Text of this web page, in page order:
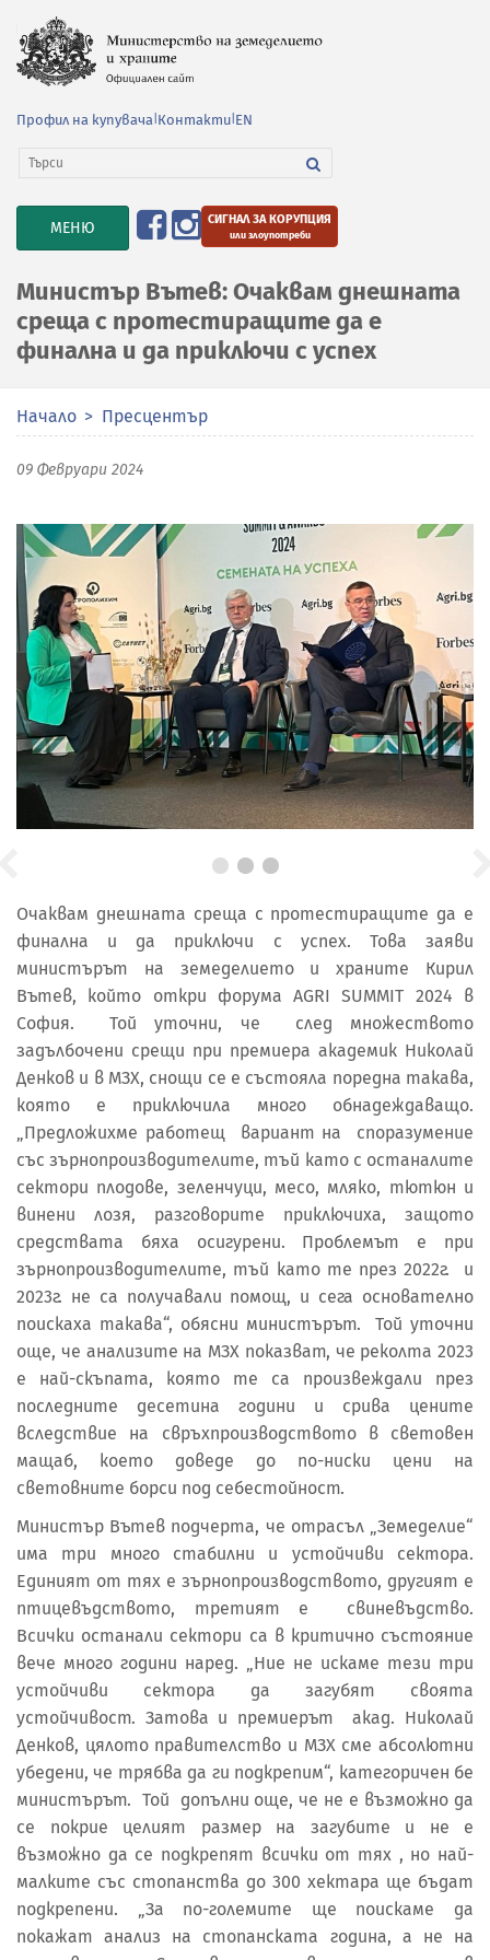
Профил на купувача Контакти EN
TOGGLE
NAVIGATION
МЕНЮ СИГНАЛ ЗА КОРУПЦИЯ
или злоупотреби
Министър Вътев: Очаквам днешната
среща с протестиращите да е
финална и да приключи с успех
Начало Пресцентър
09 Февруари 2024
Очаквам днешната среща с протестиращите да е
финална и да приключи с успех. Това заяви
министърът на земеделието и храните Кирил
Вътев, който откри форума AGRI SUMMIT 2024 в
София. Той уточни, че след множеството
задълбочени срещи при премиера академик Николай
Денков и в МЗХ, снощи се е състояла поредна такава,
която е приключила много обнадеждаващо.
„Предложихме работещ вариант на споразумение
със зърнопроизводителите, тъй като с останалите
сектори плодове, зеленчуци, месо, мляко, тютюн и
винени лозя, разговорите приключиха, защото
средствата бяха осигурени. Проблемът е при
зърнопроизводителите, тъй като те през 2022г. и
2023г. не са получавали помощ, и сега основателно
поискаха такава“, обясни министърът. Той уточни
още, че анализите на МЗХ показват, че реколта 2023
е най-скъпата, която те са произвеждали през
последните десетина години и срива цените
вследствие на свръхпроизводството в световен
мащаб, което доведе до по-ниски цени на
световните борси под себестойност.
Министър Вътев подчерта, че отрасъл „Земеделие“
има три много стабилни и устойчиви сектора.
Единият от тях е зърнопроизводството, другият е
птицевъдството, третият е свиневъдство.
Всички останали сектори са в критично състояние
вече много години наред. „Ние не искаме тези три
устойчиви сектора да загубят своята
устойчивост. Затова и премиерът акад. Николай
Денков, цялото правителство и МЗХ сме абсолютни
убедени, че трябва да ги подкрепим“, категоричен бе
министърът. Той допълни още, че не е възможно да
се покрие целият размер на загубите и не е
възможно да се подкрепят всички от тях , но най-
малките със стопанства до 300 хектара ще бъдат
подкрепени. „За по-големите ще поискаме да
покажат анализ на стопанската година, а не на